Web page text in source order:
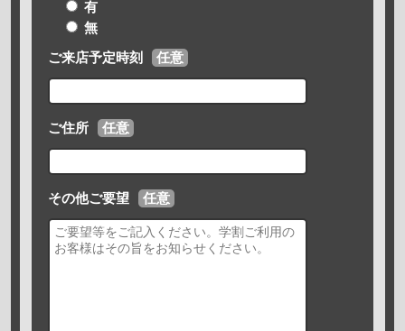
有
無
ご来店予定時刻 任意
ご住所 任意
その他ご要望 任意